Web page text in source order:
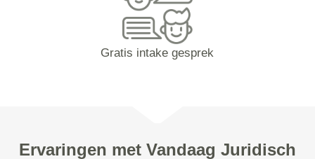
Gratis intake gesprek
Ervaringen met Vandaag Juridisch